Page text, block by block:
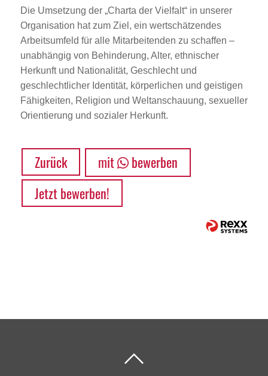
Die Umsetzung der „Charta der Vielfalt“ in unserer
Organisation hat zum Ziel, ein wertschätzendes
Arbeitsumfeld für alle Mitarbeitenden zu schaffen –
unabhängig von Behinderung, Alter, ethnischer
Herkunft und Nationalität, Geschlecht und
geschlechtlicher Identität, körperlichen und geistigen
Fähigkeiten, Religion und Weltanschauung, sexueller
Orientierung und sozialer Herkunft.
Zurück mit
bewerben
Jetzt bewerben!